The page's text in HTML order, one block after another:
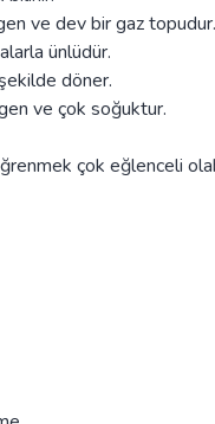
ve dev bir gaz topudur.
ünlüdür.
döner.
ve çok soğuktur.
çok eğlenceli